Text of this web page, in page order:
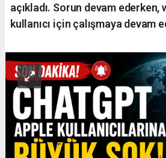
açıkladı. Sorun devam
kullanıcı için çalışmaya devam